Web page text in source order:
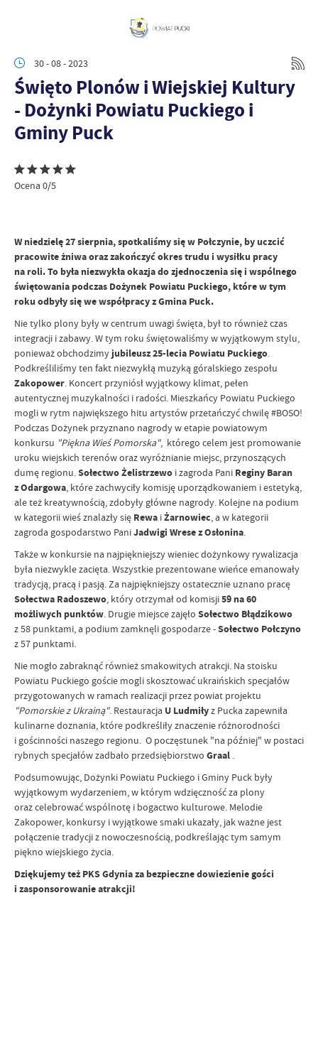
30 - 08 - 2023
Święto Plonów i Wiejskiej Kultury
- Dożynki Powiatu Puckiego i
Gminy Puck
Ocena 0/5
W niedzielę 27 sierpnia, spotkaliśmy się w Połczynie, by uczcić
pracowite żniwa oraz zakończyć okres trudu i wysiłku pracy
na roli. To była niezwykła okazja do zjednoczenia się i wspólnego
świętowania podczas Dożynek Powiatu Puckiego, które w tym
roku odbyły się we współpracy z Gmina Puck.
Nie tylko plony były w centrum uwagi święta, był to również czas
integracji i zabawy. W tym roku świętowaliśmy w wyjątkowym stylu,
ponieważ obchodzimyjubileusz 25-lecia Powiatu Puckiego.
Podkreśliliśmy ten fakt niezwykłą muzyką góralskiego zespołu
Zakopower. Koncert przyniósł wyjątkowy klimat, pełen
autentycznej muzykalności i radości. Mieszkańcy Powiatu Puckiego
mogli w rytm największego hitu artystów przetańczyć chwilę #BOSO!
Podczas Dożynek przyznano nagrody w etapie powiatowym
konkursu "Piękna Wieś Pomorska", którego celem jest promowanie
uroku wiejskich terenów oraz wyróżnianie miejsc, przynoszących
dumę regionu.Sołectwo Żelistrzewo i zagroda Pani Reginy Baran
z Odargowa, które zachwyciły komisję uporządkowaniem i estetyką,
ale też kreatywnością, zdobyły główne nagrody. Kolejne na podium
w kategorii wieś znalazły się Rewa iŻarnowiec, a w kategorii
zagroda gospodarstwo PaniJadwigi Wrese z Osłonina.
Także w konkursie na najpiękniejszy wieniec dożynkowy rywalizacja
była niezwykle zacięta. Wszystkie prezentowane wieńce emanowały
tradycją, pracą i pasją. Za najpiękniejszy ostatecznie uznano pracę
Sołectwa Radoszewo, który otrzymał od komisji59 na 60
możliwych punktów. Drugie miejsce zajęło Sołectwo Błądzikowo
z 58 punktami, a podium zamknęli gospodarze -Sołectwo Połczyno
z 57 punktami.
Nie mogło zabraknąć również smakowitych atrakcji. Na stoisku
Powiatu Puckiego goście mogli skosztować ukraińskich specjałów
przygotowanych w ramach realizacji przez powiat projektu
"Pomorskie z Ukrainą". Restauracja U Ludmiłyz Pucka zapewniła
kulinarne doznania, które podkreśliły znaczenie różnorodności
i gościnności naszego regionu. O poczęstunek "na później" w postaci
rybnych specjałów zadbało przedsiębiorstwo Graal .
Podsumowując, Dożynki Powiatu Puckiego i Gminy Puck były
wyjątkowym wydarzeniem, w którym wdzięczność za plony
oraz celebrować wspólnotę i bogactwo kulturowe. Melodie
Zakopower, konkursy i wyjątkowe smaki ukazały, jak ważne jest
połączenie tradycji z nowoczesnością, podkreślając tym samym
piękno wiejskiego życia.
Dziękujemy też PKS Gdynia za bezpieczne dowiezienie gości
i zasponsorowanie atrakcji!